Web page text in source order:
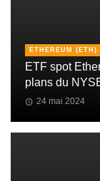
ETHEREUM (ETH)
ETF spot
plans du
24 mai 2024